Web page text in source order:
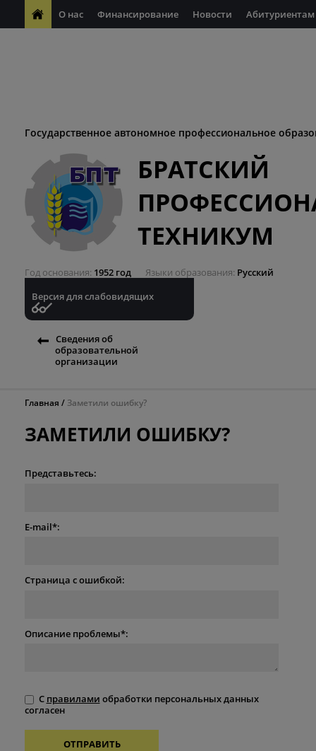
О нас Финансирование Новости Абитуриентам
Государственное автономное профессиональное
БРАТСКИЙ
ТЕХНИКУМ
Год основания 1952 год Языки образования Русский
Версия для слабовидящих
Сведения об
образовательной
организации
Главная Заметили ошибку?
ЗАМЕТИЛИ ОШИБКУ?
Представьтесь:
E-mail*:
Страница с ошибкой:
Описание проблемы*:
С правилами обработки персональных данных
согласен
ОТПРАВИТЬ